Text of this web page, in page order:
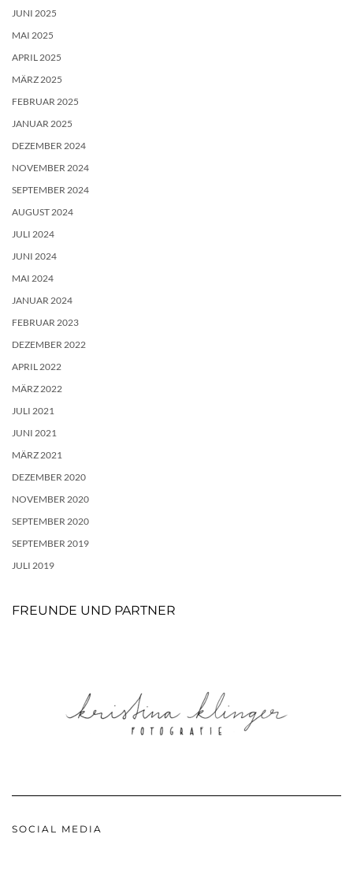
JUNI 2025
MAI 2025
APRIL 2025
MÄRZ 2025
FEBRUAR 2025
JANUAR 2025
DEZEMBER 2024
NOVEMBER 2024
SEPTEMBER 2024
AUGUST 2024
JULI 2024
JUNI 2024
MAI 2024
JANUAR 2024
FEBRUAR 2023
DEZEMBER 2022
APRIL 2022
MÄRZ 2022
JULI 2021
JUNI 2021
MÄRZ 2021
DEZEMBER 2020
NOVEMBER 2020
SEPTEMBER 2020
SEPTEMBER 2019
JULI 2019
FREUNDE UND PARTNER
SOCIAL MEDIA